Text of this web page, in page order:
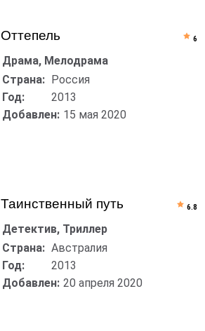
Оттепель
Драма, Мелодрама
Страна: Россия
Год:
2013
Добавлен: 15 мая 2020
6
Таинственный путь
Детектив, Триллер
Страна: Австралия
Год:
2013
Добавлен: 20 апреля 2020
6.8